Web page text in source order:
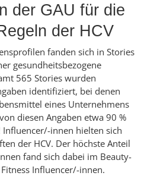
der GAU für die
der HCV
fanden sich in Stories
gesundheitsbezogene
565 Stories wurden
identifiziert, bei denen
eines Unternehmens
diesen Angaben etwa 90 %
Influencer/-innen hielten sich
der HCV. Der höchste Anteil
fand sich dabei im Beauty-
Influencer/-innen.